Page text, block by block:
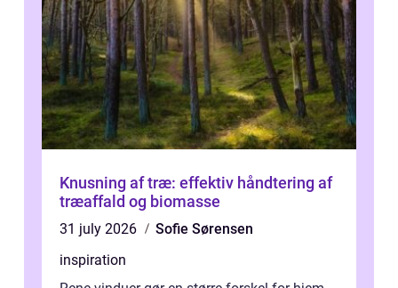
Knusning af træ: effektiv håndtering af
træaffald og biomasse
31 july 2026
Sofie Sørensen
inspiration